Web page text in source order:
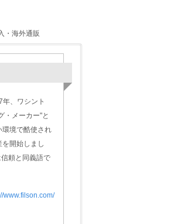
・海外通販
、ワシント
・メーカー"と
環境で酷使され
開始しまし
頼と同義語で
www.filson.com/